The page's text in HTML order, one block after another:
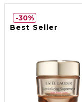
Best Seller
30%